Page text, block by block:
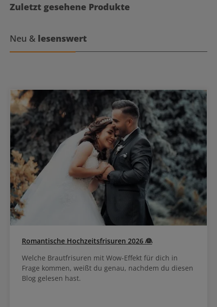
Zuletzt gesehene Produkte
Neu & lesenswert
Romantische Hochzeitsfrisuren 2026 👰
Welche Brautfrisuren mit Wow-Effekt für dich in
Frage kommen, weißt du genau, nachdem du diesen
Blog gelesen hast.